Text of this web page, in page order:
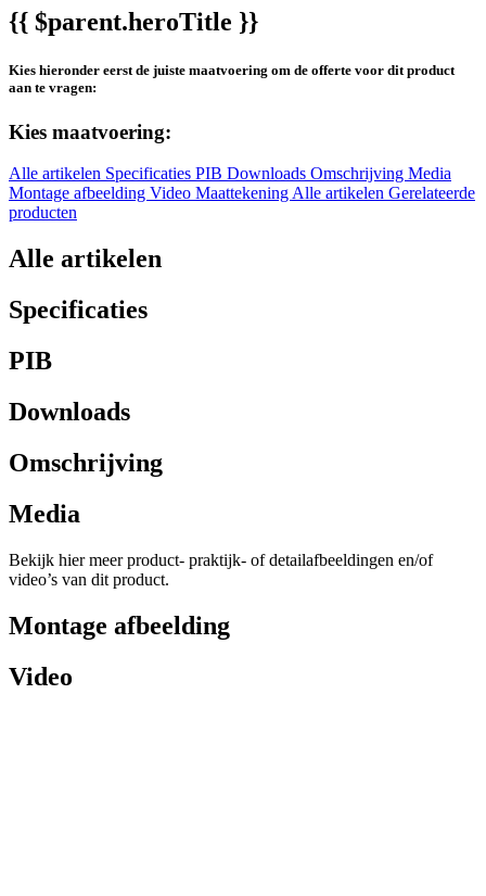
{{ $parent.heroTitle }}
Kies hieronder eerst de juiste maatvoering om de offerte voor dit product
aan te vragen:
Kies maatvoering:
Alle artikelen Specificaties PIB Downloads Omschrijving Media
Montage afbeelding Video MaattekeningAlle artikelen Gerelateerde
producten
Alle artikelen
Specificaties
PIB
Downloads
Omschrijving
Media
Bekijk hier meer product- praktijk- of detailafbeeldingen en/of
video’s van dit product.
Montage afbeelding
Video